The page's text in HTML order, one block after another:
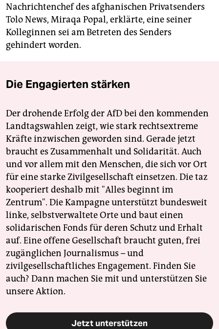
Nachrichtenchef des afghanischen Privatsenders
Tolo News, Miraqa Popal, erklärte, eine seiner
Kolleginnen sei am Betreten des Senders
gehindert worden.
Die Engagierten stärken
Der drohende Erfolg der AfD bei den kommenden
Landtagswahlen zeigt, wie stark rechtsextreme
Kräfte inzwischen geworden sind. Gerade jetzt
braucht es Zusammenhalt und Solidarität. Auch
und vor allem mit den Menschen, die sich vor Ort
für eine starke Zivilgesellschaft einsetzen. Die taz
kooperiert deshalb mit "Alles beginnt im
Zentrum". Die Kampagne unterstützt bundesweit
linke, selbstverwaltete Orte und baut einen
solidarischen Fonds für deren Schutz und Erhalt
auf. Eine offene Gesellschaft braucht guten, frei
zugänglichen Journalismus – und
zivilgesellschaftliches Engagement. Finden Sie
auch? Dann machen Sie mit und unterstützen Sie
unsere Aktion.
Jetzt unterstützen